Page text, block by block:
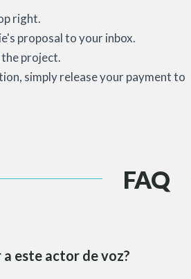
right.
proposal to your inbox.
project.
simply release your payment to
FAQ
este actor de voz?